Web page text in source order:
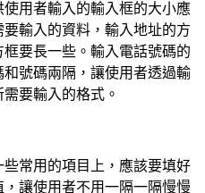
用者輸入的輸入框的大小應
輸入的資料，輸入地址的方
要長一些。輸入電話號碼的
號碼兩隔，讓使用者透過輸
要輸入的格式。
常用的項目上，應該要填好
讓使用者不用一隔一隔慢慢